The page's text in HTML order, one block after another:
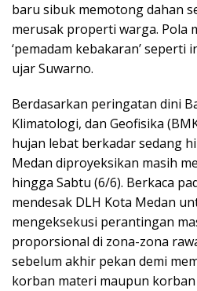
baru sibuk memotong dahan
merusak properti warga. Pola
‘pemadam kebakaran’ seperti
ujar Suwarno.
​Berdasarkan peringatan dini
Klimatologi, dan Geofisika
hujan lebat berkadar sedang
Medan diproyeksikan masih
hingga Sabtu (6/6). Berkaca
mendesak DLH Kota Medan
mengeksekusi perantingan
proporsional di zona-zona
sebelum akhir pekan demi
korban materi maupun korban